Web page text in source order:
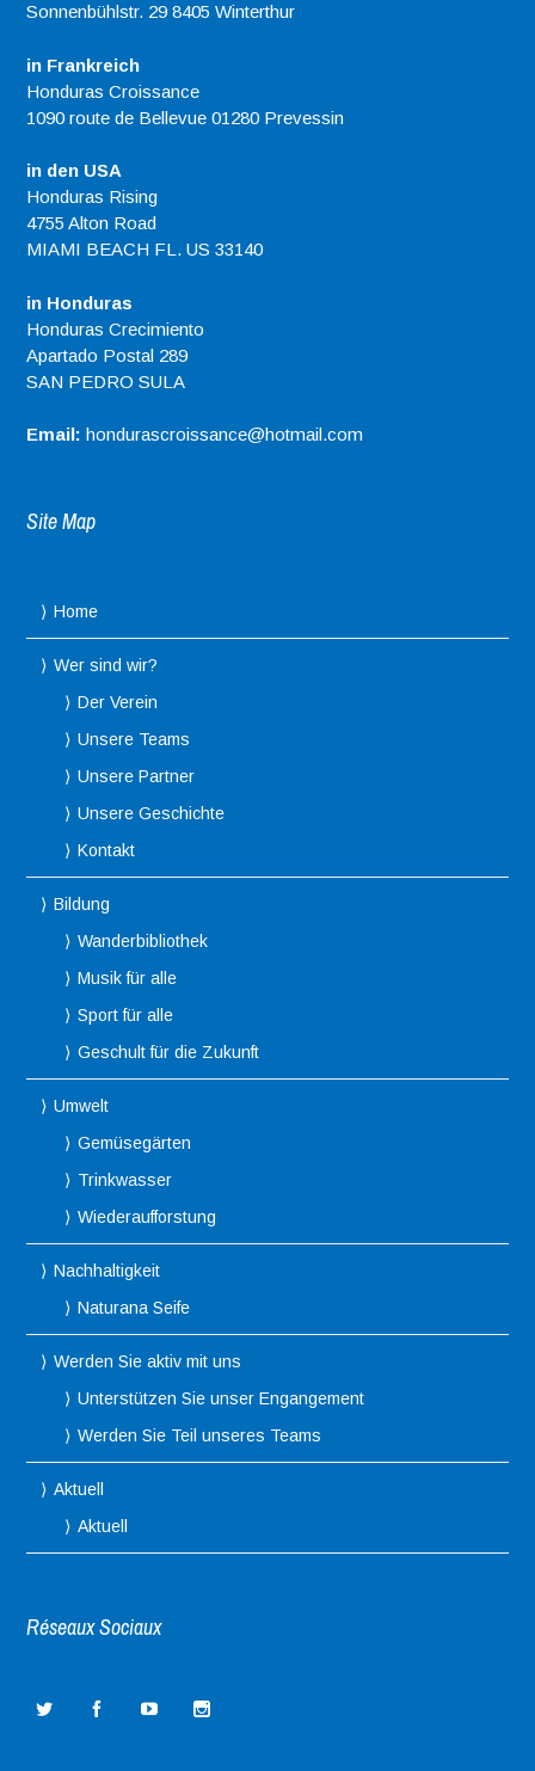
Sonnenbühlstr. 29 8405 Winterthur
in Frankreich
Honduras Croissance
1090 route de Bellevue 01280 Prevessin
in den USA
Honduras Rising
4755 Alton Road
MIAMI BEACH FL. US 33140
in Honduras
Honduras Crecimiento
Apartado Postal 289
SAN PEDRO SULA
Email: hondurascroissance@hotmail.com
Site Map
Home
Wer sind wir?
Der Verein
Unsere Teams
Unsere Partner
Unsere Geschichte
Kontakt
Bildung
Wanderbibliothek
Musik für alle
Sport für alle
Geschult für die Zukunft
Umwelt
Gemüsegärten
Trinkwasser
Wiederaufforstung
Nachhaltigkeit
Naturana Seife
Werden Sie aktiv mit uns
Unterstützen Sie unser Engangement
Werden Sie Teil unseres Teams
Aktuell
Aktuell
Réseaux Sociaux